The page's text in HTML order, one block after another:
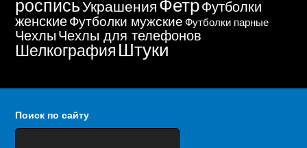
росписьУкрашения ФетрФутболки
женскиеФутболки мужские Футболки парные
Чехлы Чехлы для телефонов
Шелкография Штуки
Поиск по сайту